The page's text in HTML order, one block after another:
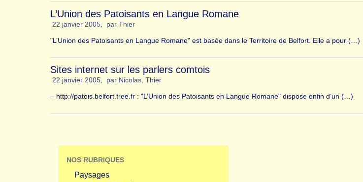
L’Union des Patoisants en Langue Romane
22 janvier 2005, par Thier
"L’Union des Patoisants en Langue Romane" est basée dans le Territoire de Belfort. Elle a pour (…)
Sites internet sur les parlers comtois
22 janvier 2005, par Nicolas, Thier
– http://patois.belfort.free.fr : "L’Union des Patoisants en Langue Romane" dispose enfin d’un (…)
NOS RUBRIQUES
Paysages